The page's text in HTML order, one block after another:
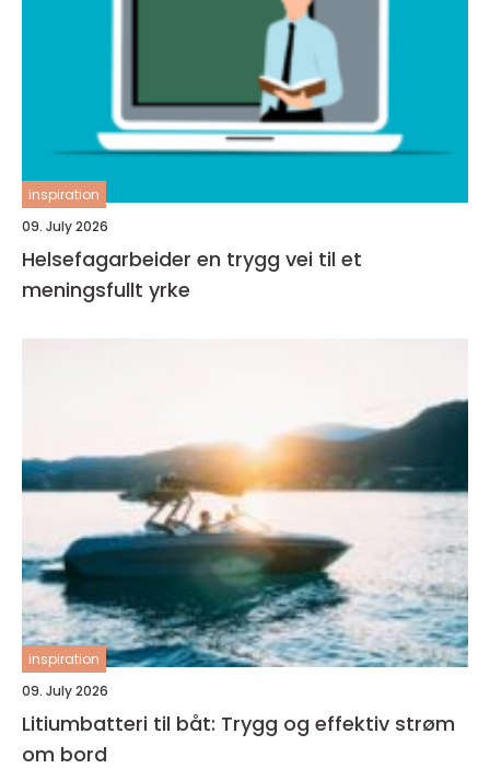
inspiration
09. July 2026
Helsefagarbeider en trygg vei til et
meningsfullt yrke
inspiration
09. July 2026
Litiumbatteri til båt: Trygg og effektiv strøm
om bord